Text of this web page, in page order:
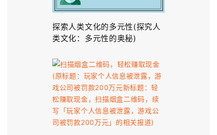
探索人类文化的多元性(探究人
类文化：多元性的奥秘)